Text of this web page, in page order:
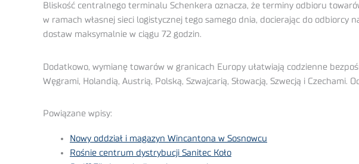
Bliskość centralnego terminalu Schenkera oznacza, że terminy odbioru
w ramach własnej sieci logistycznej tego samego dnia, docierając do
dostaw maksymalnie w ciągu 72 godzin.
Dodatkowo, wymianę towarów w granicach Europy ułatwiają codzienne
Węgrami, Holandią, Austrią, Polską, Szwajcarią, Słowacją, Szwecją i
Powiązane wpisy:
Nowy oddział i magazyn Wincantona w Sosnowcu
Rośnie centrum dystrybucji Sanitec Koło